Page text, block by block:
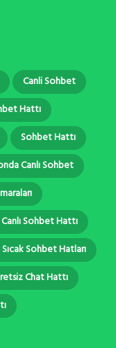
Canli Sohbet
Hattı
Sohbet Hattı
Canlı Sohbet
Sohbet Hattı
Sohbet Hatları
Chat Hattı